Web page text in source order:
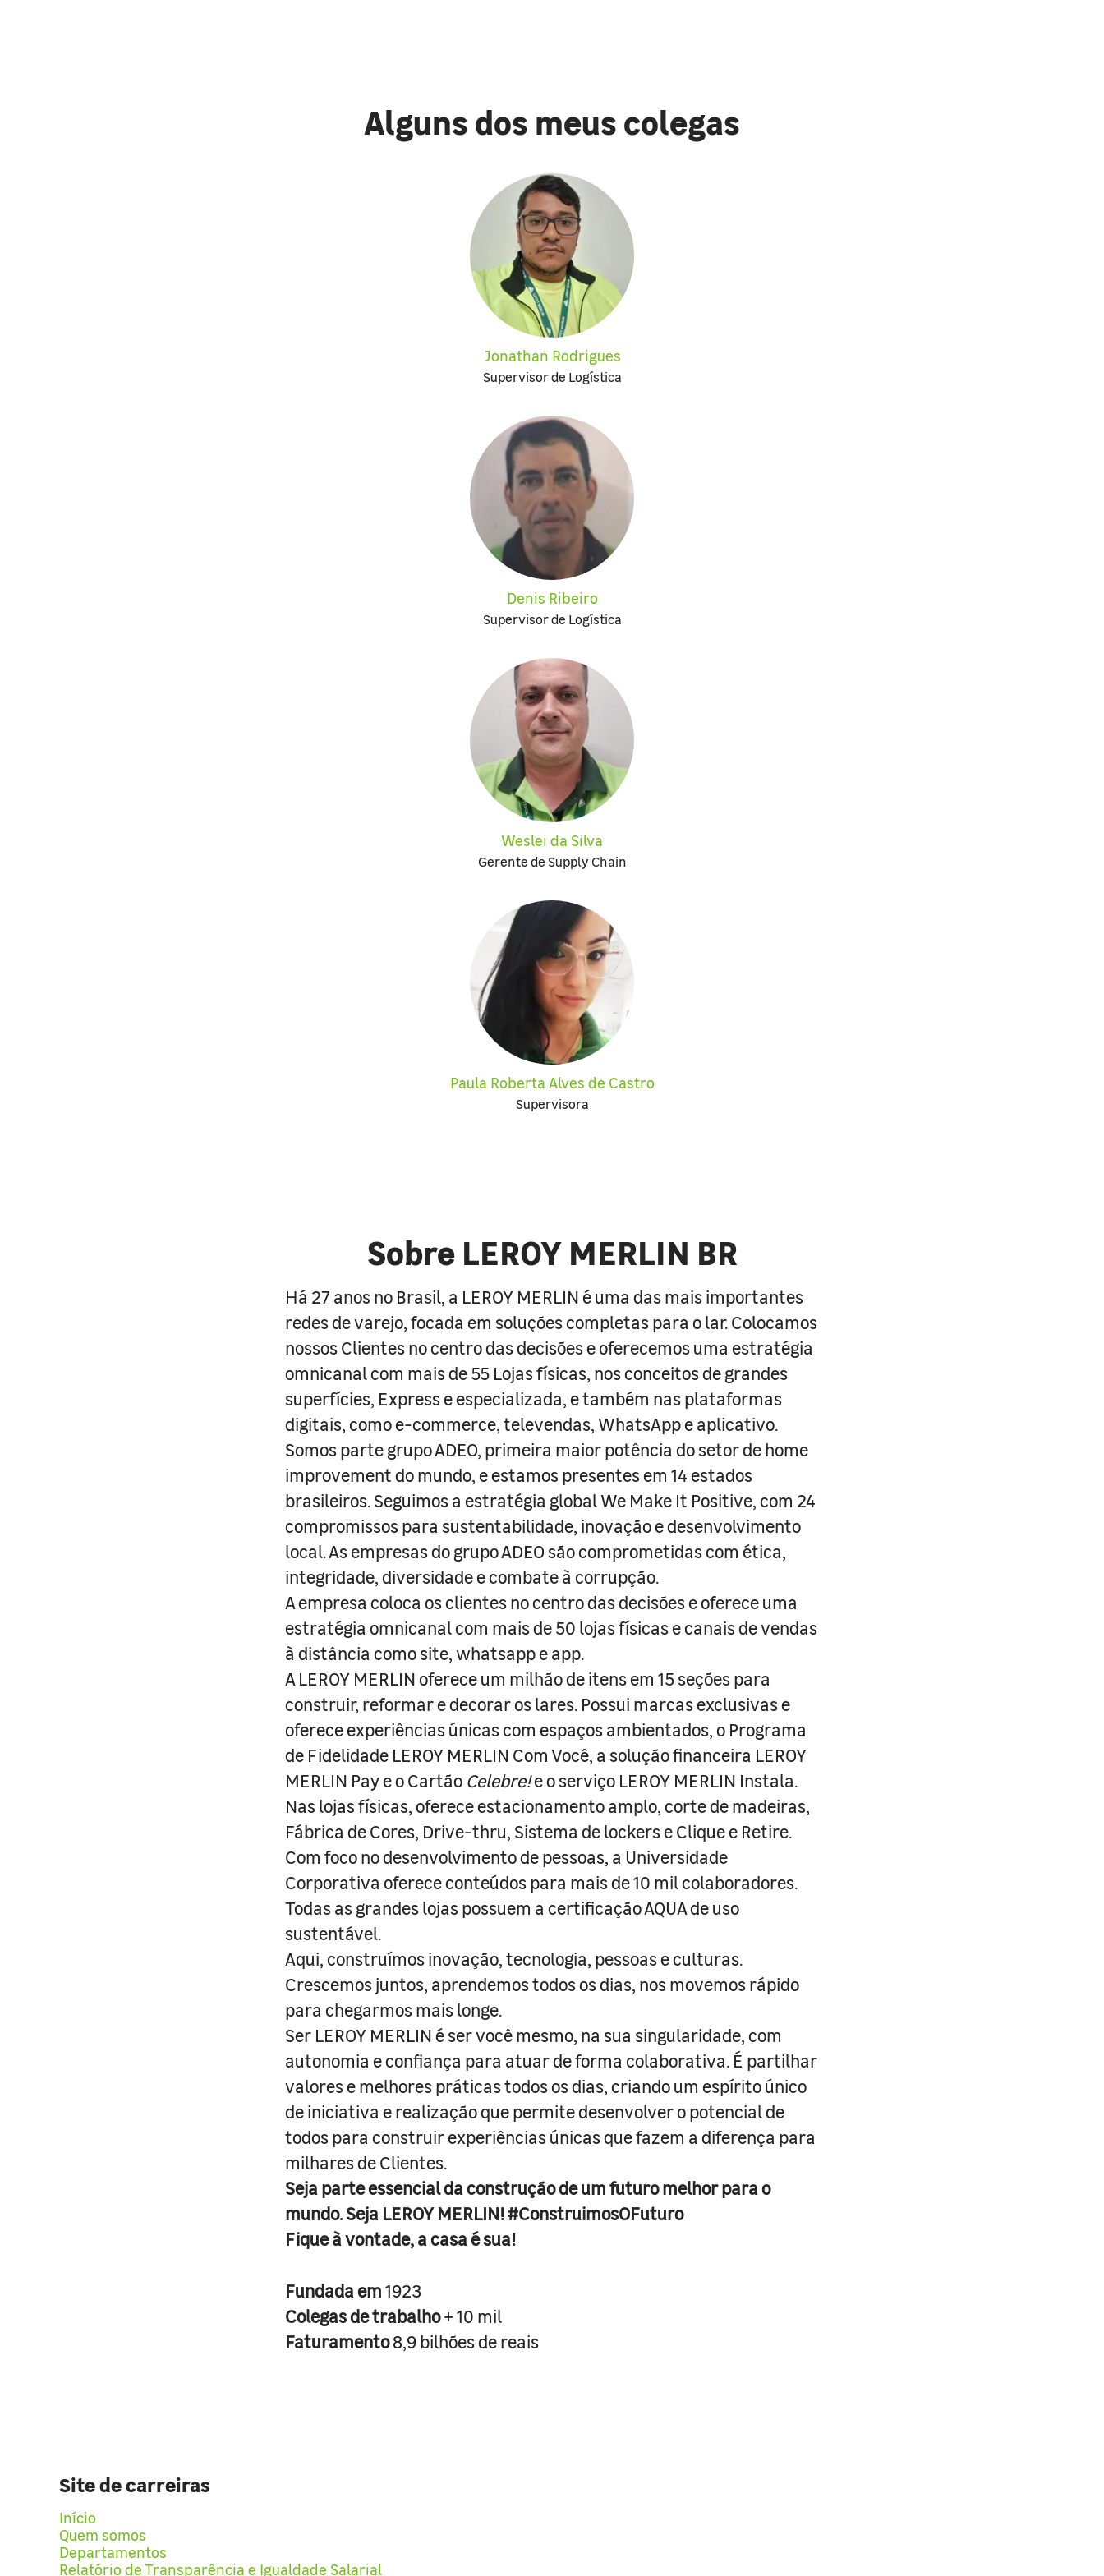
Alguns dos meus colegas
Jonathan Rodrigues
Supervisor de Logística
Denis Ribeiro
Supervisor de Logística
Weslei da Silva
Gerente de Supply Chain
Paula Roberta Alves de Castro
Supervisora
Sobre LEROY MERLIN BR
Há 27 anos no Brasil, a LEROY MERLIN é uma das mais importantes
redes de varejo, focada em soluções completas para o lar. Colocamos
nossos Clientes no centro das decisões e oferecemos uma estratégia
omnicanal com mais de 55 Lojas físicas, nos conceitos de grandes
superfícies, Express e especializada, e também nas plataformas
digitais, como e-commerce, televendas, WhatsApp e aplicativo.
Somos parte grupo ADEO, primeira maior potência do setor de home
improvement do mundo, e estamos presentes em 14 estados
brasileiros. Seguimos a estratégia global We Make It Positive, com 24
compromissos para sustentabilidade, inovação e desenvolvimento
local. As empresas do grupo ADEO são comprometidas com ética,
integridade, diversidade e combate à corrupção.
A empresa coloca os clientes no centro das decisões e oferece uma
estratégia omnicanal com mais de 50 lojas físicas e canais de vendas
à distância como site, whatsapp e app.
A LEROY MERLIN oferece um milhão de itens em 15 seções para
construir, reformar e decorar os lares. Possui marcas exclusivas e
oferece experiências únicas com espaços ambientados, o Programa
de Fidelidade LEROY MERLIN Com Você, a solução financeira LEROY
MERLIN Pay e o Cartão Celebre!e o serviço LEROY MERLIN Instala.
Nas lojas físicas, oferece estacionamento amplo, corte de madeiras,
Fábrica de Cores, Drive-thru, Sistema de lockers e Clique e Retire.
Com foco no desenvolvimento de pessoas, a Universidade
Corporativa oferece conteúdos para mais de 10 mil colaboradores.
Todas as grandes lojas possuem a certificação AQUA de uso
sustentável.
Aqui, construímos inovação, tecnologia, pessoas e culturas.
Crescemos juntos, aprendemos todos os dias, nos movemos rápido
para chegarmos mais longe.
Ser LEROY MERLIN é ser você mesmo, na sua singularidade, com
autonomia e confiança para atuar de forma colaborativa. É partilhar
valores e melhores práticas todos os dias, criando um espírito único
de iniciativa e realização que permite desenvolver o potencial de
todos para construir experiências únicas que fazem a diferença para
milhares de Clientes.
Seja parte essencial da construção de um futuro melhor para o
mundo. Seja LEROY MERLIN! #ConstruimosOFuturo
Fique à vontade, a casa é sua!
Fundada em1923
Colegas de trabalho+ 10 mil
Faturamento8,9 bilhões de reais
Site de carreiras
Início
Quem somos
Departamentos
Relatório de Transparência e Igualdade Salarial